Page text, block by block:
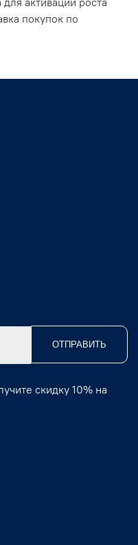
покупок по
ОТПРАВИТЬ
скидку 10% на